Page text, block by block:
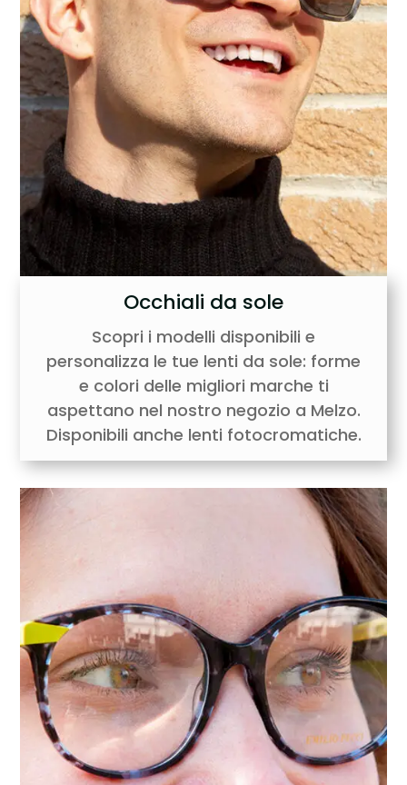
Occhiali da sole
Scopri i modelli disponibili e
personalizza le tue lenti da sole: forme
e colori delle migliori marche ti
aspettano nel nostro negozio a Melzo.
Disponibili anche lenti fotocromatiche.